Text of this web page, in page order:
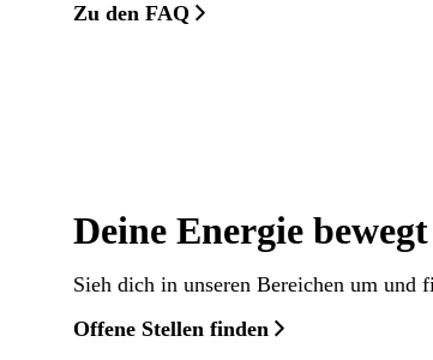
Zu den FAQ
Deine Energie
Sieh dich in unseren Bereichen um und
Offene Stellen finden